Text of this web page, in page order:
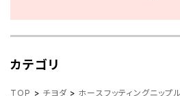
カテゴリ
TOP > チヨダ > ホースフッティングニッ